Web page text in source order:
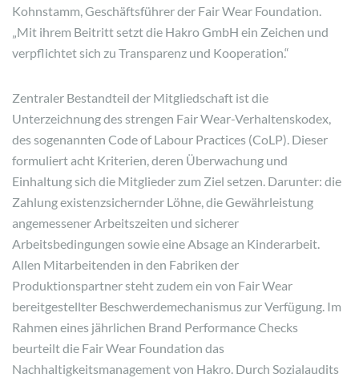
Kohnstamm, Geschäftsführer der Fair Wear Foundation.
„Mit ihrem Beitritt setzt die Hakro GmbH ein Zeichen und
verpflichtet sich zu Transparenz und Kooperation.“
Zentraler Bestandteil der Mitgliedschaft ist die
Unterzeichnung des strengen Fair Wear-Verhaltenskodex,
des sogenannten Code of Labour Practices (CoLP). Dieser
formuliert acht Kriterien, deren Überwachung und
Einhaltung sich die Mitglieder zum Ziel setzen. Darunter: die
Zahlung existenzsichernder Löhne, die Gewährleistung
angemessener Arbeitszeiten und sicherer
Arbeitsbedingungen sowie eine Absage an Kinderarbeit.
Allen Mitarbeitenden in den Fabriken der
Produktionspartner steht zudem ein von Fair Wear
bereitgestellter Beschwerdemechanismus zur Verfügung. Im
Rahmen eines jährlichen Brand Performance Checks
beurteilt die Fair Wear Foundation das
Nachhaltigkeitsmanagement von Hakro. Durch Sozialaudits